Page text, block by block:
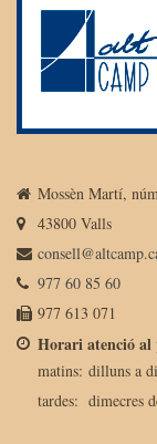
Mossèn Martí,
43800 Valls
977 60 85 60
977 613 071
Horari atenció
matins: dilluns a
tardes: dimecres